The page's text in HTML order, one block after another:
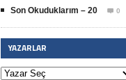
Son Okuduklarım – 20  0
YAZARLAR